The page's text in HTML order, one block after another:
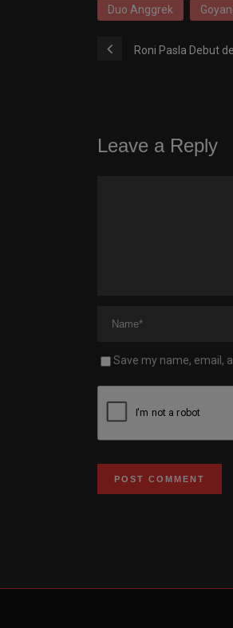
Duo Anggrek
Roni Pasla Debut
Leave a Reply
Save my name, email,